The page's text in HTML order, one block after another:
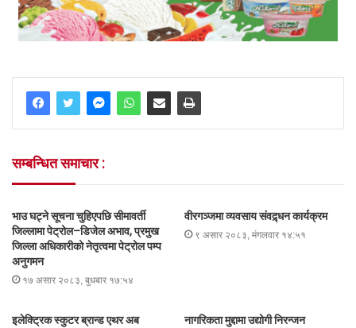
सम्बन्धित समाचार :
भाउ घट्ने सूचना चुहिएपछि सीमावर्ती
जिल्लामा पेट्रोल–डिजेल अभाव, प्रमुख
जिल्ला अधिकारीको नेतृत्वमा पेट्रोल पम्प
अनुगमन
१७ असार २०८३, बुधबार १७:५४
वीरगञ्जमा व्यवसाय संवद्र्धन कार्यक्रम
९ असार २०८३, मंगलवार १४:५१
इलेक्ट्रिक स्कुटर ब्रान्ड एथर अब
नागरिकता मुद्दामा उद्योगी निरन्जन